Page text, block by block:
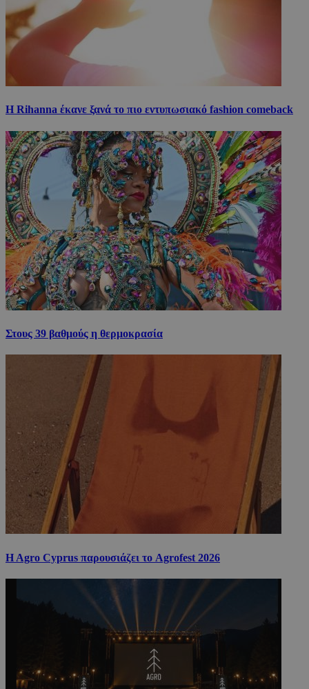
Η Rihanna έκανε ξανά το πιο εντυπωσιακό fashion comeback
Στους 39 βαθμούς η θερμοκρασία
H Agro Cyprus παρουσιάζει το Agrofest 2026